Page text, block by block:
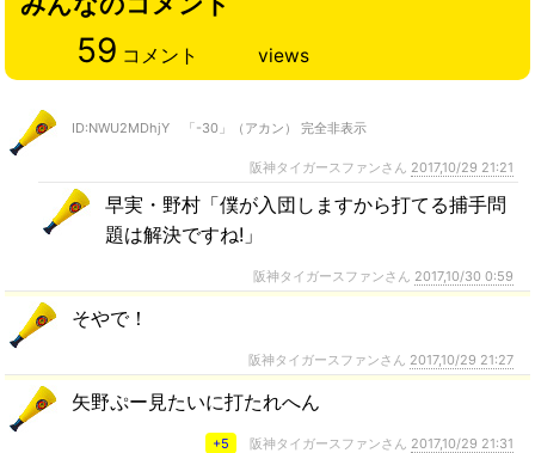
59 コメント views
ID:NWU2MDhjY 「-30」（アカン） 完全非表示
阪神タイガースファンさん 2017,10/29 21:21
早実・野村「僕が入団しますから打てる捕手問
題は解決ですね!」
阪神タイガースファンさん 2017,10/30 0:59
そやで！
阪神タイガースファンさん 2017,10/29 21:27
矢野ぷー見たいに打たれへん
+5 阪神タイガースファンさん 2017,10/29 21:31